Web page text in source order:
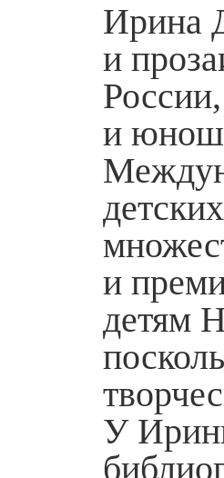
Ирина
и
и
и
детям
У